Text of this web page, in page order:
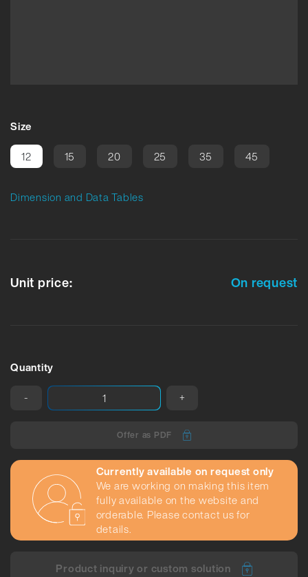
Size
12
15 20 25 35 45
Dimension and Data Tables
Unit price: On request
Quantity
- +
Offer as PDF
Currently available on request only
We are working on making this item
fully available on the website and
orderable. Please contact us for
details.
Product inquiry or custom solution